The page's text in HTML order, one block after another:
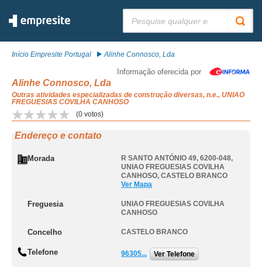
Início Empresite Portugal Alinhe Connosco, Lda
Informação oferecida por
Alinhe Connosco, Lda
Outras atividades especializadas de construção diversas, n.e., UNIAO
FREGUESIAS COVILHA CANHOSO
(0 votos)
Endereço e contato
Morada R SANTO ANTÓNIO 49, 6200-048,
UNIAO FREGUESIAS COVILHA
CANHOSO, CASTELO BRANCO
Ver Mapa
Freguesia
UNIAO FREGUESIAS COVILHA
CANHOSO
Concelho CASTELO BRANCO
Telefone 96305... Ver Telefone